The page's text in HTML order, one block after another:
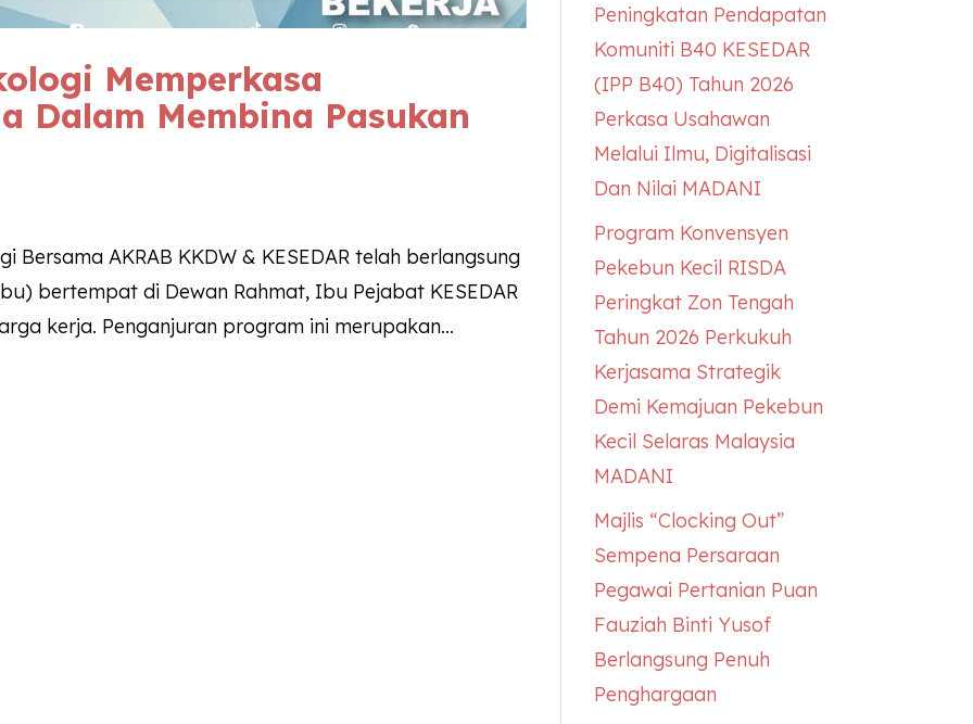
Memperkasa
Dalam Membina Pasukan
Bersama AKRAB KKDW & KESEDAR telah berlangsung
bertempat di Dewan Rahmat, Ibu Pejabat KESEDAR
kerja. Penganjuran program ini merupakan...
Peningkatan Pendapatan
Komuniti B40 KESEDAR
(IPP B40) Tahun 2026
Perkasa Usahawan
Melalui Ilmu, Digitalisasi
Dan Nilai MADANI
Program Konvensyen
Pekebun Kecil RISDA
Peringkat Zon Tengah
Tahun 2026 Perkukuh
Kerjasama Strategik
Demi Kemajuan Pekebun
Kecil Selaras Malaysia
MADANI
Majlis “Clocking Out”
Sempena Persaraan
Pegawai Pertanian Puan
Fauziah Binti Yusof
Berlangsung Penuh
Penghargaan